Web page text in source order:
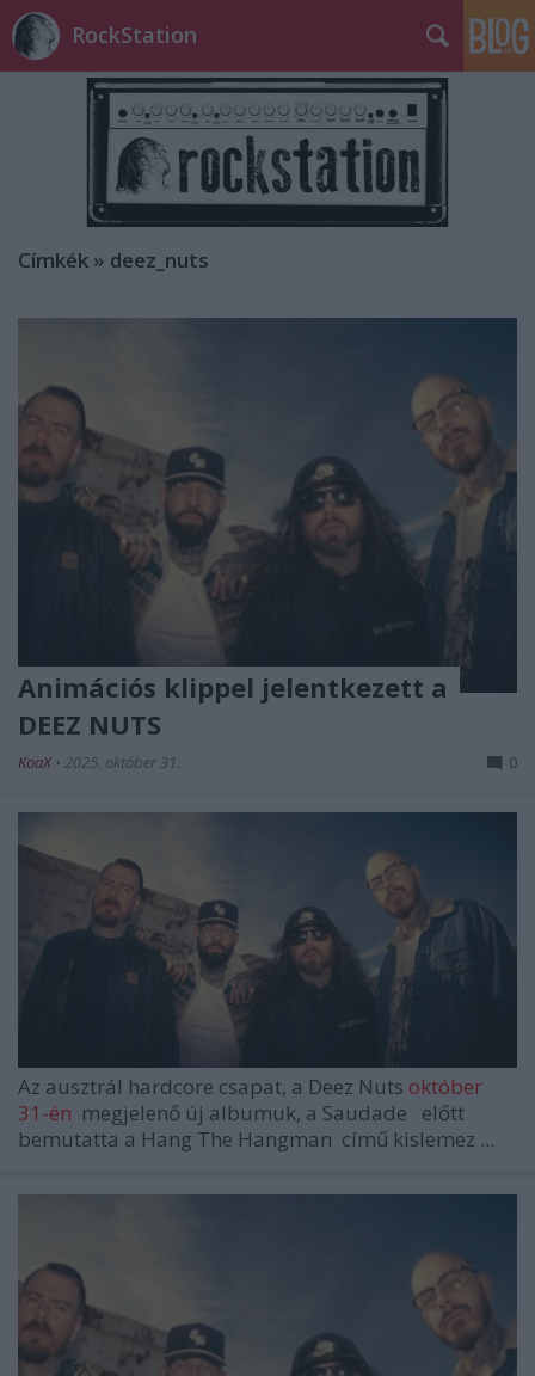
RockStation
Címkék » deez_nuts
Animációs klippel jelentkezett a
DEEZ NUTS
KoaX • 2025. október 31. 0
Az ausztrál hardcore csapat, a Deez Nuts október
31-én megjelenő új albumuk, a Saudade
előtt
bemutatta a Hang The Hangman című kislemez ...